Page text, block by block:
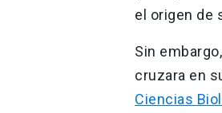
el origen de
Sin
cruzara en
Ciencias